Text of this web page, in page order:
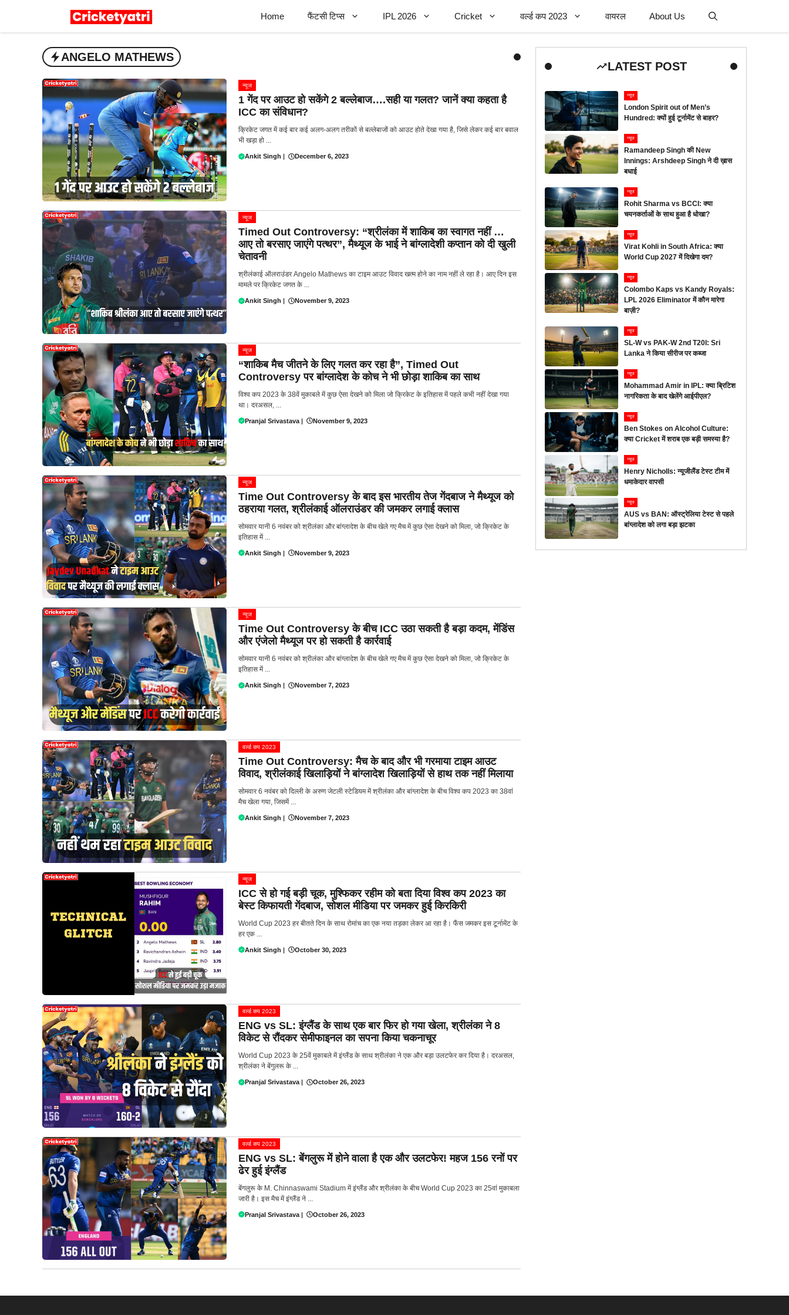
Home फैंटसी टिप्स IPL 2026 Cricket वर्ल्ड कप 2023 वायरल About Us
ANGELO MATHEWS
न्यूज
1 गेंद पर आउट हो सकेंगे 2 बल्लेबाज….सही या गलत? जानें क्या कहता है
ICC का संविधान?
क्रिकेट जगत में कई बार कई अलग-अलग तरीकों से बल्लेबाजों को आउट होते देखा गया है, जिसे लेकर कई बार बवाल
भी खड़ा हो ...
Ankit Singh | December 6, 2023
न्यूज
Timed Out Controversy: “श्रीलंका में शाकिब का स्वागत नहीं …
आए तो बरसाए जाएंगे पत्थर”, मैथ्यूज के भाई ने बांग्लादेशी कप्तान को दी खुली
चेतावनी
श्रीलंकाई ऑलराउंडर Angelo Mathews का टाइम आउट विवाद खत्म होने का नाम नहीं ले रहा है। आए दिन इस
मामले पर क्रिकेट जगत के ...
Ankit Singh November 9, 2023
न्यूज
“शाकिब मैच जीतने के लिए गलत कर रहा है”, Timed Out
Controversy पर बांग्लादेश के कोच ने भी छोड़ा शाकिब का साथ
विश्व कप 2023 के 38वें मुकाबले में कुछ ऐसा देखने को मिला जो क्रिकेट के इतिहास में पहले कभी नहीं देखा गया
था। दरअसल, ...
Pranjal Srivastava | November 9, 2023
न्यूज
Time Out Controversy के बाद इस भारतीय तेज गेंदबाज ने मैथ्यूज को
ठहराया गलत, श्रीलंकाई ऑलराउंडर की जमकर लगाई क्लास
सोमवार यानी 6 नवंबर को श्रीलंका और बांग्लादेश के बीच खेले गए मैच में कुछ ऐसा देखने को मिला, जो क्रिकेट के
इतिहास में ...
Ankit Singh | November 9, 2023
न्यूज
Time Out Controversy के बीच ICC उठा सकती है बड़ा कदम, मेंडिंस
और एंजेलो मैथ्यूज पर हो सकती है कार्रवाई
सोमवार यानी 6 नवंबर को श्रीलंका और बांग्लादेश के बीच खेले गए मैच में कुछ ऐसा देखने को मिला, जो क्रिकेट के
इतिहास में ...
Ankit Singh November 7, 2023
वर्ल्ड कप 2023
Time Out Controversy: मैच के बाद और भी गरमाया टाइम आउट
विवाद, श्रीलंकाई खिलाड़ियों ने बांग्लादेश खिलाड़ियों से हाथ तक नहीं मिलाया
सोमवार 6 नवंबर को दिल्ली के अरुण जेटली स्टेडियम में श्रीलंका और बांग्लादेश के बीच विश्व कप 2023 का 38वां
मैच खेला गया, जिसमें ...
Ankit Singh | November 7, 2023
न्यूज
ICC से हो गई बड़ी चूक, मुश्फिकर रहीम को बता दिया विश्व कप 2023 का
बेस्ट किफायती गेंदबाज, सोशल मीडिया पर जमकर हुई किरकिरी
World Cup 2023 हर बीतते दिन के साथ रोमांच का एक नया तड़का लेकर आ रहा है। फैंस जमकर इस टूर्नामेंट के
हर एक ...
Ankit Singh | October 30, 2023
वर्ल्ड कप 2023
ENG vs SL: इंग्लैंड के साथ एक बार फिर हो गया खेला, श्रीलंका ने 8
विकेट से रौंदकर सेमीफाइनल का सपना किया चकनाचूर
World Cup 2023 के 25वें मुकाबले में इंग्लैंड के साथ श्रीलंका ने एक और बड़ा उलटफेर कर दिया है। दरअसल,
श्रीलंका ने बेंगुलरू के ...
Pranjal Srivastava October 26, 2023
वर्ल्ड कप 2023
ENG vs SL: बेंगलुरू में होने वाला है एक और उलटफेर! महज 156 रनों पर
ढेर हुई इंग्लैंड
बेंगलुरू के M. Chinnaswami Stadium में इंग्लैंड और श्रीलंका के बीच World Cup 2023 का 25वां मुकाबला
जारी है। इस मैच में इंग्लैंड ने ...
Pranjal Srivastava | October 26, 2023
LATEST POST
न्यूज
London Spirit out of Men’s
Hundred: क्यों हुई टूर्नामेंट से बाहर?
न्यूज
Ramandeep Singh की New
Innings: Arshdeep Singh ने दी ख़ास
बधाई
न्यूज
Rohit Sharma vs BCCI: क्या
चयनकर्ताओं के साथ हुआ है धोखा?
न्यूज
Virat Kohli in South Africa: क्या
World Cup 2027 में दिखेगा दम?
न्यूज
Colombo Kaps vs Kandy Royals:
LPL 2026 Eliminator में कौन मारेगा
बाज़ी?
न्यूज
SL-W vs PAK-W 2nd T20I: Sri
Lanka ने किया सीरीज पर कब्जा
न्यूज
Mohammad Amir in IPL: क्या ब्रिटिश
नागरिकता के बाद खेलेंगे आईपीएल?
न्यूज
Ben Stokes on Alcohol Culture:
क्या Cricket में शराब एक बड़ी समस्या है?
न्यूज
Henry Nicholls: न्यूजीलैंड टेस्ट टीम में
धमाकेदार वापसी
न्यूज
AUS vs BAN: ऑस्ट्रेलिया टेस्ट से पहले
बांग्लादेश को लगा बड़ा झटका